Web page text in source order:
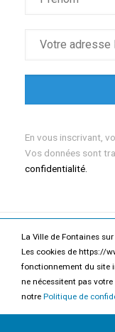
La Ville de Fontaines
Les cookies de https://
fonctionnement du site
ne nécessitent pas
notre Politique de
En vous inscrivant,
Vos données sont
confidentialité.
Mentions
2026